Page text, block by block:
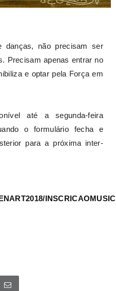
danças, não precisam ser
Precisam apenas entrar no
e optar pela Força em
até a segunda-feira
o formulário fecha e
para a próxima inter-